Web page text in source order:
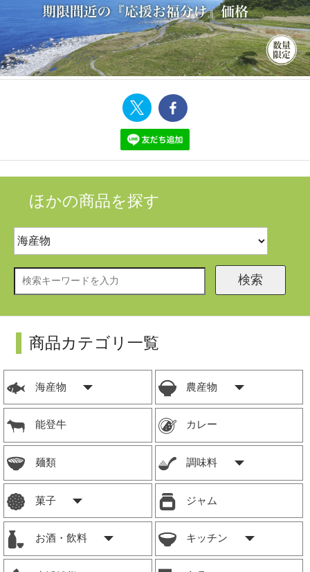
ほかの商品を探す
検索
商品カテゴリ一覧
海産物 農産物
能登牛 カレー
麺類 調味料
菓子 ジャム
お酒・飲料 キッチン